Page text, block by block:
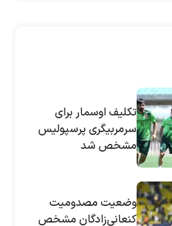
تکلیف اوسمار برای
سرمربیگری پرسپولیس
مشخص شد
وضعیت مصدومیت
کنعانی‌زادگان مشخص